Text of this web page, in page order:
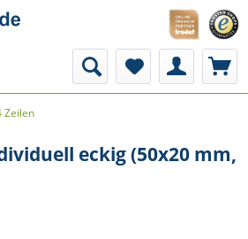
Zeilen
eckig (50x20 mm,